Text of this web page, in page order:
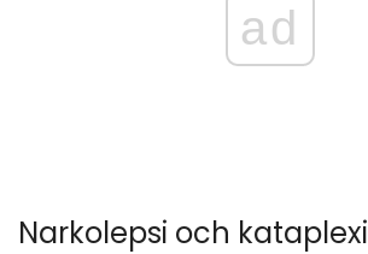
ad
Narkolepsi och kataplexi